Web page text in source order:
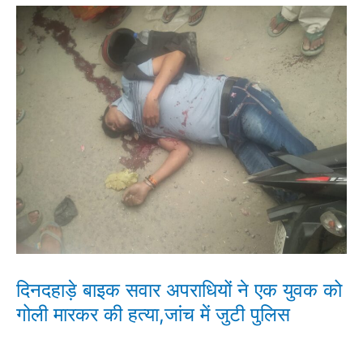
दिनदहाड़े बाइक सवार अपराधियों ने एक युवक को
गोली मारकर की हत्या,जांच में जुटी पुलिस
दिनदहाड़े
बाइक
सवार
अपराधियों
ने
युवक
को
गोली
मारकर
की
हत्या,जांच